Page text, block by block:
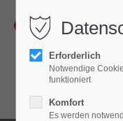
Erforderlich
Notwendige
funktioniert
Komfort
Es werden